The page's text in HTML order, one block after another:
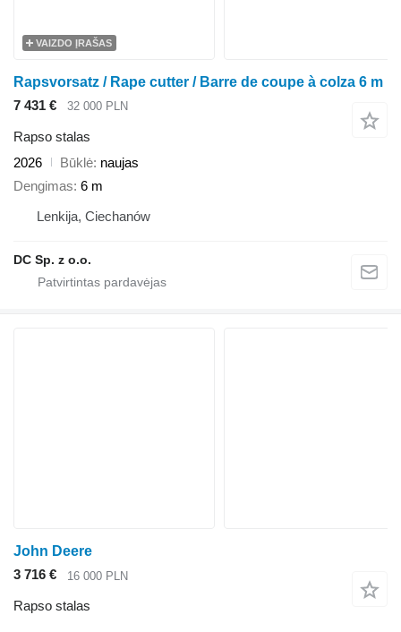
VAIZDO ĮRAŠAS
Rapsvorsatz / Rape cutter / Barre de coupe à colza 6 m
7 431 €
32 000 PLN
Rapso stalas
2026
Būklė naujas
Dengimas 6 m
Lenkija, Ciechanów
DC Sp. z o.o.
John Deere
3 716 €
16 000 PLN
Rapso stalas